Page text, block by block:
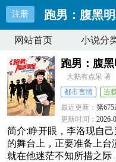
注册 跑男：腹黑
网站首页 小说分
跑男：腹
大鹅有点呆 著
都市言情
连
最近更新：第
更新时间：2026-
简介:睁开眼，李洛现自
的舞台上，正要准备上台
就在他迷茫不知所措之